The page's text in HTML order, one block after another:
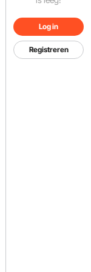
Log in
Registreren